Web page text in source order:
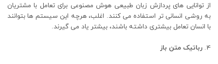
از توانایی های پردازش زبان طبیعی هوش مصنوعی برای تعامل با مشتریان
به روشی انسانی تر استفاده می کنند. اغلب، هرچه این سیستم ها بتوانند
با انسان تعامل بیشتری داشته باشند، بیشتر یاد می گیرند.
رباتیک متن باز